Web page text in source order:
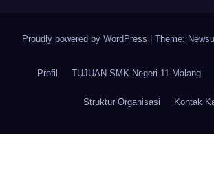
Proudly powered by WordPress Theme:
Profil TUJUAN SMK Negeri 11 Malang
Struktur Organisasi Kontak